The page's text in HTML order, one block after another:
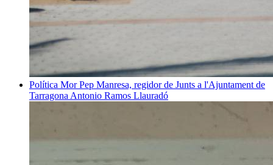
Política Mor Pep Manresa, regidor de Junts a l'Ajuntament de
Tarragona Antonio Ramos Llauradó